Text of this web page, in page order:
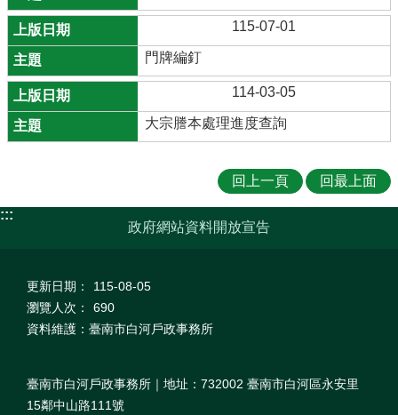
115-07-01
門牌編釘
114-03-05
大宗謄本處理進度查詢
回上一頁 回最上面
:::
政府網站資料開放宣告
更新日期：
115-08-05
瀏覽人次：
690
資料維護：臺南市白河戶政事務所
臺南市白河戶政事務所｜地址：732002 臺南市白河區永安里
15鄰中山路111號